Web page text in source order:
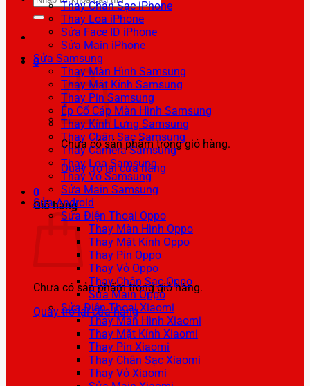
kiếm:
0
Chưa có sản phẩm trong giỏ hàng.
Quay trở lại cửa hàng
0
Giỏ hàng
Chưa có sản phẩm trong giỏ hàng.
Quay trở lại cửa hàng
Thay Chân Sạc iPhone
Thay Loa iPhone
Sửa Face ID iPhone
Sửa Main iPhone
Sửa Samsung
Thay Màn Hình Samsung
Thay Mặt Kính Samsung
Thay Pin Samsung
Ép Cổ Cáp Màn Hình Samsung
Thay Kính Lưng Samsung
Thay Chân Sạc Samsung
Thay Camera Samsung
Thay Loa Samsung
Thay Vỏ Samsung
Sửa Main Samsung
Sửa Android
Sửa Điện Thoại Oppo
Thay Màn Hình Oppo
Thay Mặt Kính Oppo
Thay Pin Oppo
Thay Vỏ Oppo
Thay Chân Sạc Oppo
Sửa Main Oppo
Sửa Điện Thoại Xiaomi
Thay Màn Hình Xiaomi
Thay Mặt Kính Xiaomi
Thay Pin Xiaomi
Thay Chân Sạc Xiaomi
Thay Vỏ Xiaomi